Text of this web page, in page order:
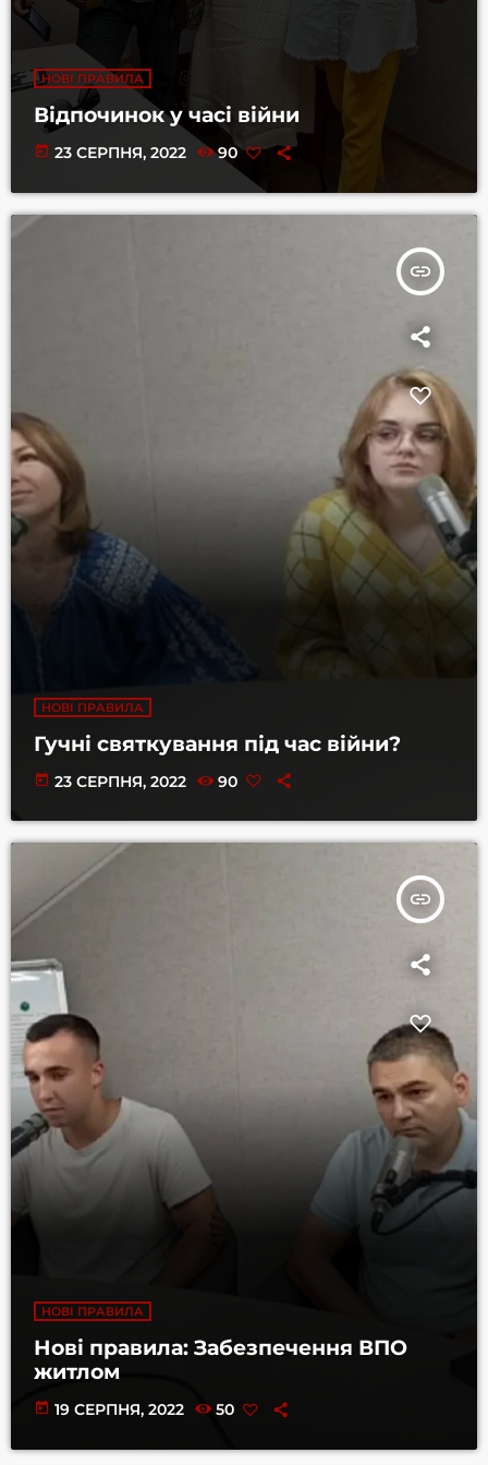
НОВІ ПРАВИЛА
Відпочинок у часі війни
today 23 СЕРПНЯ, 2022 90
insert_link
НОВІ ПРАВИЛА
Гучні святкування під час війни?
today 23 СЕРПНЯ, 2022 90
insert_link
НОВІ ПРАВИЛА
Нові правила: Забезпечення ВПО
житлом
today 19 СЕРПНЯ, 2022 50